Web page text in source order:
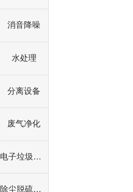
消音降噪
水处理
分离设备
废气净化
电子垃圾处理
除尘脱硫设备